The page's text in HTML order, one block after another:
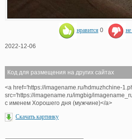
нравится 0
2022-12-06
Код для размещения на других сайтах
<a href='https://imagename.ru/hdmuzhchine-
src='https://imagename.ru/imgbig/
с именем Хорошего дня (мужчине)</a>
Скачать картинку